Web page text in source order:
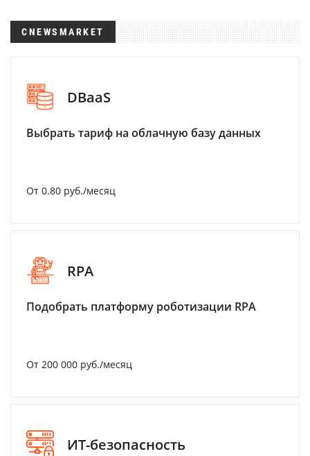
CNEWSMARKET
DBaaS
Выбрать тариф на облачную базу данных
От 0.80 руб./месяц
RPA
Подобрать платформу роботизации RPA
От 200 000 руб./месяц
ИТ-безопасность